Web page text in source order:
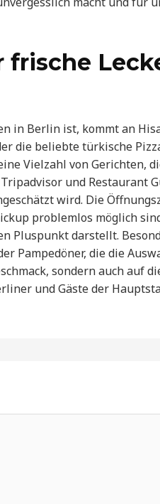
frische
in Berlin ist, kommt an
die beliebte türkische
Vielzahl von Gerichten,
und Restaurant
wird. Die
problemlos möglich
Pluspunkt darstellt.
Pampedöner, die die
sondern auch auf
und Gäste der